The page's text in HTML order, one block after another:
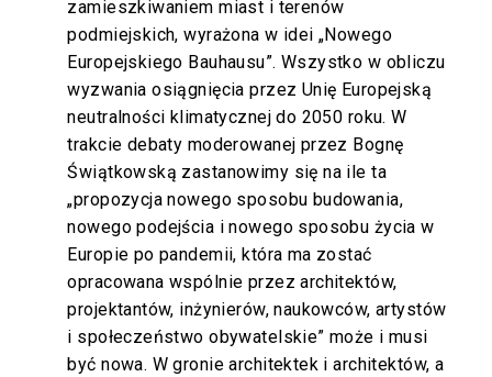
zamieszkiwaniem miast i terenów
podmiejskich, wyrażona w idei „Nowego
Europejskiego Bauhausu”. Wszystko w obliczu
wyzwania osiągnięcia przez Unię Europejską
neutralności klimatycznej do 2050 roku. W
trakcie debaty moderowanej przez Bognę
Świątkowską zastanowimy się na ile ta
„propozycja nowego sposobu budowania,
nowego podejścia i nowego sposobu życia w
Europie po pandemii, która ma zostać
opracowana wspólnie przez architektów,
projektantów, inżynierów, naukowców, artystów
i społeczeństwo obywatelskie” może i musi
być nowa. W gronie architektek i architektów, a